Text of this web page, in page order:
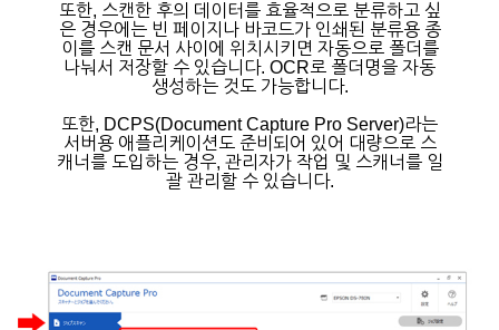
또한, 스캔한 후의 데이터를 효율적으로 분류하고 싶
은 경우에는 빈 페이지나 바코드가 인쇄된 분류용 종
이를 스캔 문서 사이에 위치시키면 자동으로 폴더를
나눠서 저장할 수 있습니다. OCR로 폴더명을 자동
생성하는 것도 가능합니다.
또한, DCPS(Document Capture Pro Server)라는
서버용 애플리케이션도 준비되어 있어 대량으로 스
캐너를 도입하는 경우, 관리자가 작업 및 스캐너를 일
괄 관리할 수 있습니다.